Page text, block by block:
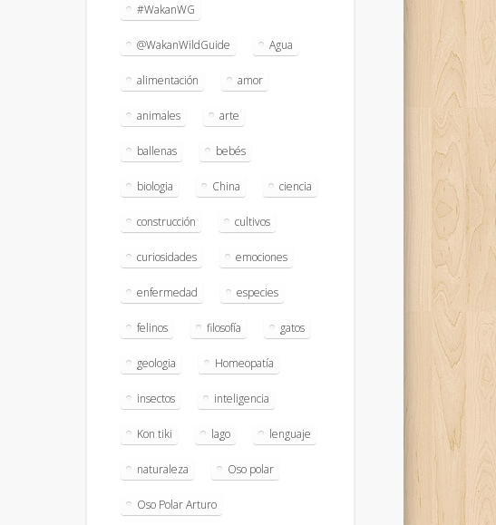
#WakanWG
@WakanWildGuide Agua
alimentación amor
animales arte
ballenas bebés
biologia China ciencia
construcción cultivos
curiosidades emociones
enfermedad especies
felinos filosofía gatos
geologia Homeopatía
insectos inteligencia
Kon tiki lago lenguaje
naturaleza Oso polar
Oso Polar Arturo